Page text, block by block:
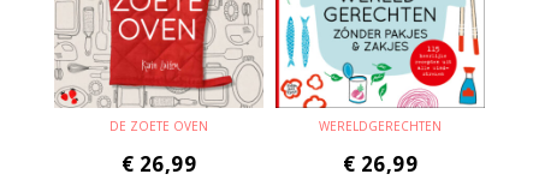
DE ZOETE OVEN
€ 26,99
WERELDGERECHTEN
€ 26,99